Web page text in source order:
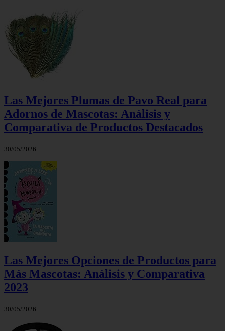
Las Mejores Plumas de Pavo Real para
Adornos de Mascotas: Análisis y
Comparativa de Productos Destacados
30/05/2026
Las Mejores Opciones de Productos para
Más Mascotas: Análisis y Comparativa
2023
30/05/2026